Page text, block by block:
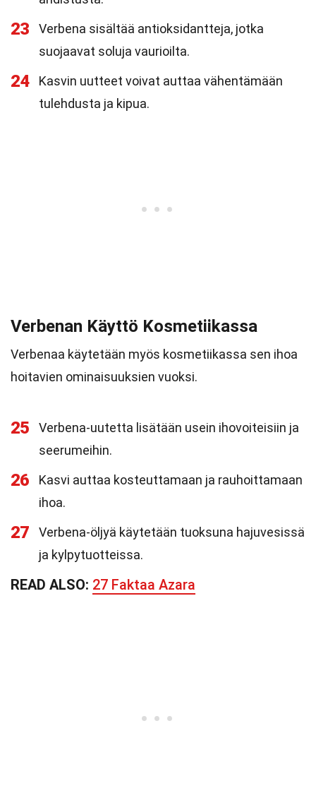
23
Verbena sisältää antioksidantteja, jotka
suojaavat soluja vaurioilta.
24
Kasvin uutteet voivat auttaa vähentämään
tulehdusta ja kipua.
Verbenan Käyttö Kosmetiikassa
Verbenaa käytetään myös kosmetiikassa sen ihoa
hoitavien ominaisuuksien vuoksi.
25
Verbena-uutetta lisätään usein ihovoiteisiin ja
seerumeihin.
26
Kasvi auttaa kosteuttamaan ja rauhoittamaan
ihoa.
27
Verbena-öljyä käytetään tuoksuna hajuvesissä
ja kylpytuotteissa.
READ ALSO: 27 Faktaa Azara